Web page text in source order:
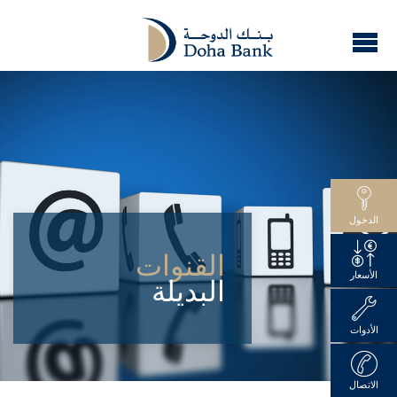
القنوات
البديلة
الدخول
الأسعار
الأدوات
الاتصال